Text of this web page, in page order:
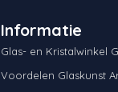
Informatie
Glas- en Kristalwinkel
Voordelen Glaskunst